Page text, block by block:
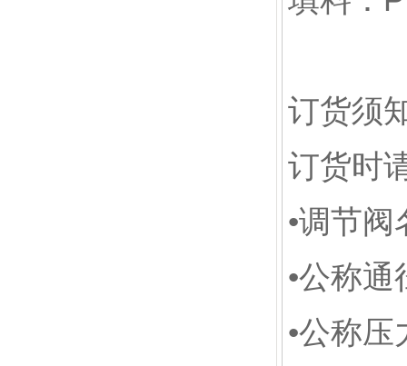
订货须
订货时
•调节
•公称通
•公称压